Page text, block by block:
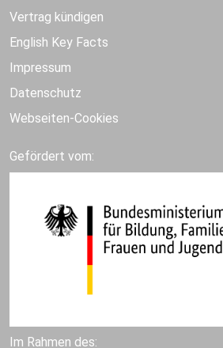
Vertrag kündigen
English Key Facts
Impressum
Datenschutz
Webseiten-Cookies
Gefördert vom:
Im Rahmen des: